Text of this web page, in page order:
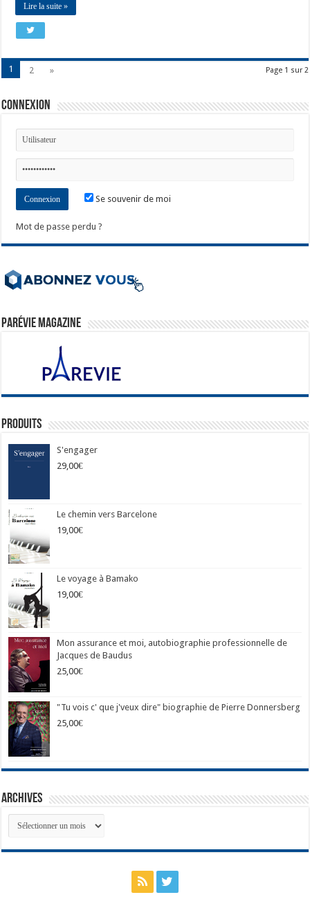
Lire la suite »
Page 1 sur 2
1 2 »
Connexion
Se souvenir de moi
Mot de passe perdu ?
ParéVie Magazine
Produits
S'engager
29,00€
Le chemin vers Barcelone
19,00€
Le voyage à Bamako
19,00€
Mon assurance et moi, autobiographie professionnelle de
Jacques de Baudus
25,00€
"Tu vois c' que j'veux dire" biographie de Pierre Donnersberg
25,00€
Archives
Archives